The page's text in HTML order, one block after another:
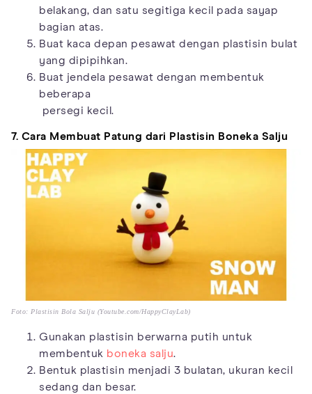
belakang, dan satu segitiga kecil pada sayap
bagian atas.
Buat kaca depan pesawat dengan plastisin bulat
yang dipipihkan.
Buat jendela pesawat dengan membentuk
beberapa
persegi kecil.
7. Cara Membuat Patung dari Plastisin Boneka Salju
Foto: Plastisin Bola Salju (Youtube.com/HappyClayLab)
Gunakan plastisin berwarna putih untuk
membentuk boneka salju.
Bentuk plastisin menjadi 3 bulatan, ukuran kecil
sedang dan besar.